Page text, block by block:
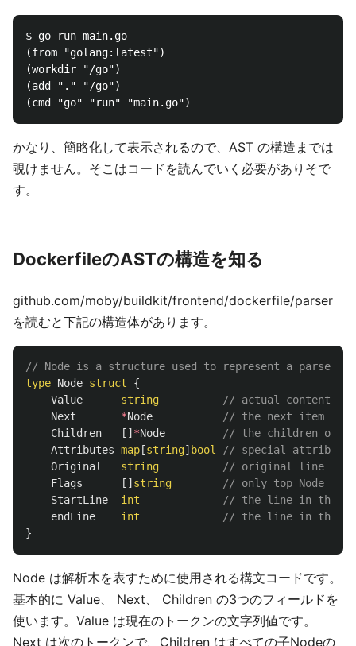
$ go run main.go
(from "golang:latest")
(workdir "/go")
(add "." "/go")
かなり、簡略化して表示されるので、AST の構造までは
覗けません。そこはコードを読んでいく必要がありそで
す。
DockerfileのASTの構造を知る
github.com/moby/buildkit/frontend/dockerfile/parser
を読むと下記の構造体があります。
// Node is a structure used to represent a parse
type Node struct
{
Value
string
// actual content
Next
*Node
// the next item in
Children
[] *Node
// the children of
Attributes map [string] bool
// special
Original
string
// original line used
Flags
[] string
// only top Node
StartLine
int
// the line in the
endLine
int
// the line in the
}
Node は解析木を表すために使用される構文コードです。
基本的に Value、 Next、 Children の3つのフィールドを
使います。Value は現在のトークンの文字列値です。
Next は次のトークンで、Children はすべての子Nodeの